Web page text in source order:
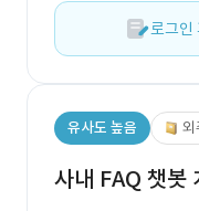
로그인
유사도 높음 외
사내 FAQ 챗봇